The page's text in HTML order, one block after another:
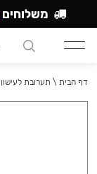
דף הבית \ תערובת לעישון
משלוחים